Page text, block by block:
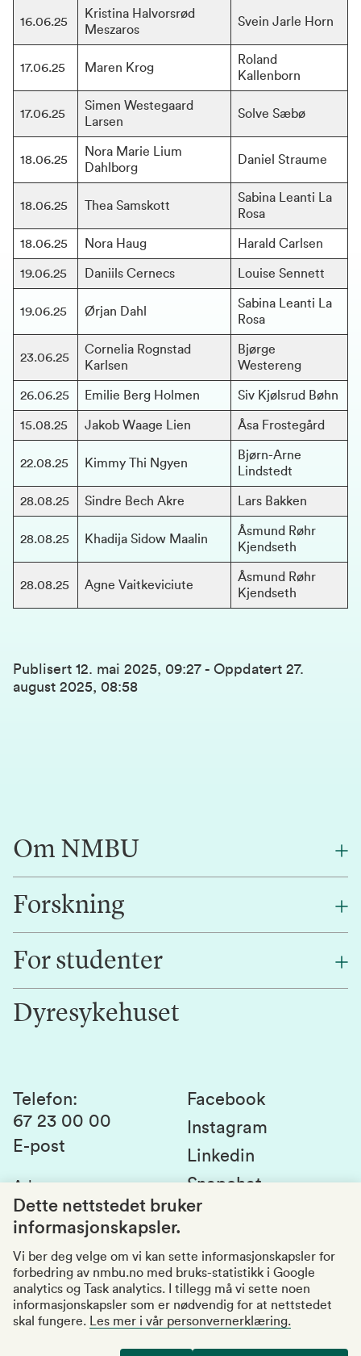
16.06.25
Kristina Halvorsrød
Meszaros
Svein Jarle Horn
17.06.25 Maren Krog
Roland
Kallenborn
17.06.25
Simen Westegaard
Larsen
Solve Sæbø
18.06.25
Nora Marie Lium
Dahlborg
Daniel Straume
18.06.25 Thea Samskott
Sabina Leanti La
Rosa
18.06.25 Nora Haug Harald Carlsen
19.06.25 Daniils Cernecs Louise Sennett
19.06.25 Ørjan Dahl
Sabina Leanti La
Rosa
23.06.25
Cornelia Rognstad
Karlsen
Bjørge
Westereng
26.06.25 Emilie Berg Holmen Siv Kjølsrud Bøhn
15.08.25 Jakob Waage Lien Åsa Frostegård
22.08.25 Kimmy Thi Ngyen
Bjørn-Arne
Lindstedt
28.08.25 Sindre Bech Akre Lars Bakken
28.08.25 Khadija Sidow Maalin
Åsmund Røhr
Kjendseth
28.08.25 Agne Vaitkeviciute
Åsmund Røhr
Kjendseth
Publisert 12. mai 2025, 09:27 - Oppdatert 27.
august 2025, 08:58
Om NMBU
Om oss
Alumni
Kontakt oss
Forskning
Forskning
Innovasjon
For studenter
Studentlivet
Studier og emner
Studenttinget
Si fra om avvik
Kvalitet i utdanningen
Dyresykehuset
Telefon:
67 23 00 00
E-post
Adresse:
Postboks 5003
1432 Ås
Organisasjonsnummer
969159570
Besøksadresser
Facebook
Instagram
Linkedin
Snapchat
Tilgjengelighetserklæring
Dette nettstedet bruker
informasjonskapsler.
Vi ber deg velge om vi kan sette informasjonskapsler for
forbedring av nmbu.no med bruks-statistikk i Google
analytics og Task analytics. I tillegg må vi sette noen
informasjonskapsler som er nødvendig for at nettstedet
skal fungere.
Les mer i vår personvernerklæring.